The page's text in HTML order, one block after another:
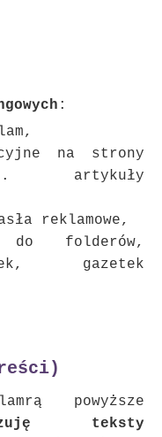
:
na strony
artykuły
reklamowe,
folderów,
gazetek
powyższe
teksty